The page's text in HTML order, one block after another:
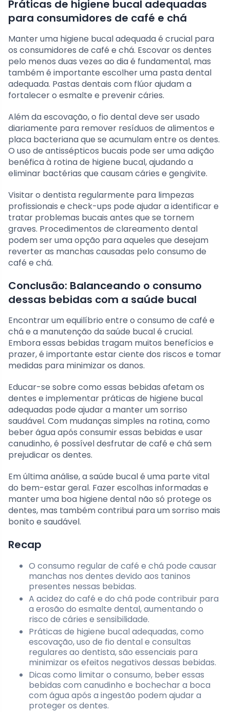
Práticas de higiene bucal adequadas
para consumidores de café e chá
Manter uma higiene bucal adequada é crucial para
os consumidores de café e chá. Escovar os dentes
pelo menos duas vezes ao dia é fundamental, mas
também é importante escolher uma pasta dental
adequada. Pastas dentais com flúor ajudam a
fortalecer o esmalte e prevenir cáries.
Além da escovação, o fio dental deve ser usado
diariamente para remover resíduos de alimentos e
placa bacteriana que se acumulam entre os dentes.
O uso de antissépticos bucais pode ser uma adição
benéfica à rotina de higiene bucal, ajudando a
eliminar bactérias que causam cáries e gengivite.
Visitar o dentista regularmente para limpezas
profissionais e check-ups pode ajudar a identificar e
tratar problemas bucais antes que se tornem
graves. Procedimentos de clareamento dental
podem ser uma opção para aqueles que desejam
reverter as manchas causadas pelo consumo de
café e chá.
Conclusão: Balanceando o consumo
dessas bebidas com a saúde bucal
Encontrar um equilíbrio entre o consumo de café e
chá e a manutenção da saúde bucal é crucial.
Embora essas bebidas tragam muitos benefícios e
prazer, é importante estar ciente dos riscos e tomar
medidas para minimizar os danos.
Educar-se sobre como essas bebidas afetam os
dentes e implementar práticas de higiene bucal
adequadas pode ajudar a manter um sorriso
saudável. Com mudanças simples na rotina, como
beber água após consumir essas bebidas e usar
canudinho, é possível desfrutar de café e chá sem
prejudicar os dentes.
Em última análise, a saúde bucal é uma parte vital
do bem-estar geral. Fazer escolhas informadas e
manter uma boa higiene dental não só protege os
dentes, mas também contribui para um sorriso mais
bonito e saudável.
Recap
O consumo regular de café e chá pode causar
manchas nos dentes devido aos taninos
presentes nessas bebidas.
A acidez do café e do chá pode contribuir para
a erosão do esmalte dental, aumentando o
risco de cáries e sensibilidade.
Práticas de higiene bucal adequadas, como
escovação, uso de fio dental e consultas
regulares ao dentista, são essenciais para
minimizar os efeitos negativos dessas bebidas.
Dicas como limitar o consumo, beber essas
bebidas com canudinho e bochechar a boca
com água após a ingestão podem ajudar a
proteger os dentes.